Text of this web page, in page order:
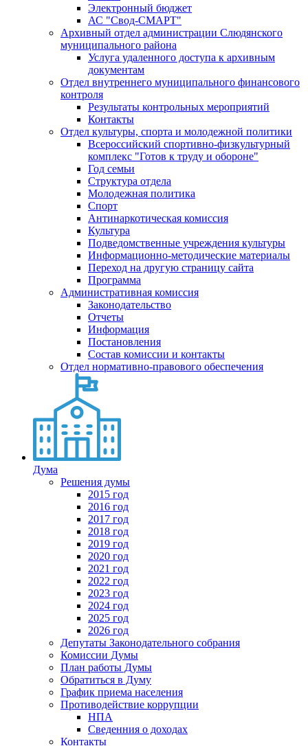
Электронный бюджет
АС "Свод-СМАРТ"
Архивный отдел администрации Слюдянского
муниципального района
Услуга удаленного доступа к архивным
документам
Отдел внутреннего муниципального финансового
контроля
Результаты контрольных мероприятий
Контакты
Отдел культуры, спорта и молодежной политики
Всероссийский спортивно-физкультурный
комплекс "Готов к труду и обороне"
Год семьи
Структура отдела
Молодежная политика
Спорт
Антинаркотическая комиссия
Культура
Подведомственные учреждения культуры
Информационно-методические материалы
Переход на другую страницу сайта
Программа
Административная комиссия
Законодательство
Отчеты
Информация
Постановления
Состав комиссии и контакты
Отдел нормативно-правового обеспечения
Дума
Решения думы
2015 год
2016 год
2017 год
2018 год
2019 год
2020 год
2021 год
2022 год
2023 год
2024 год
2025 год
2026 год
Депутаты Законодательного собрания
Комиссии Думы
План работы Думы
Обратиться в Думу
График приема населения
Противодействие коррупции
НПА
Сведенния о доходах
Контакты